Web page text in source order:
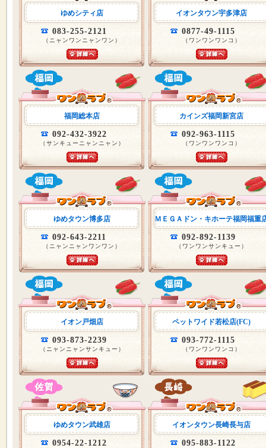
ゆめシティ店
083-255-2121
（ニャンワンニャンワン）
イオンタウン宇多津店
0877-49-1115
（ワンワンワンコ）
福岡総本店
092-432-3922
（サンキューニャンニャン）
カインズ福岡新宮店
092-963-1115
（ワンワンワンコ）
ゆめタウン博多店
092-643-2211
（ニャンニャンワンワン）
ＭＥＧＡドン・キホーテ福岡福重
092-892-1139
（ワンワンサンキュー）
イオン戸畑店
093-873-2239
（ニャンニャンサンキュー）
ペットワイド若松店(FC)
093-772-1115
（ワンワンワンコ）
ゆめタウン武雄店
0954-22-1212
イオンタウン長崎長与店
095-883-1122